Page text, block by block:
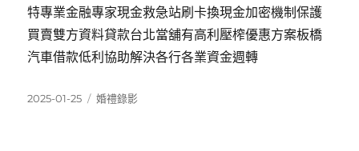
特專業金融專家現金救急站刷卡換現金加密機制保護
買賣雙方資料貸款台北當舖有高利壓榨優惠方案板橋
汽車借款低利協助解決各行各業資金週轉
發
2025-01-25
分
婚禮錄影